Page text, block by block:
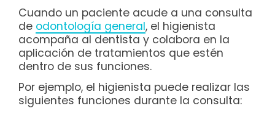
Cuando un paciente acude a una consulta
de odontología general, el higienista
acompaña al dentista y colabora en la
aplicación de tratamientos que estén
dentro de sus funciones.
Por ejemplo, el higienista puede realizar las
siguientes funciones durante la consulta: